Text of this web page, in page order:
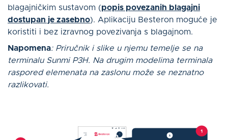
blagajničkim sustavom (popis povezanih blagajni
dostupan je zasebno). Aplikaciju Besteron moguće je
koristiti i bez izravnog povezivanja s blagajnom.
Napomena: Priručnik i slike u njemu temelje se na
terminalu Sunmi P3H. Na drugim modelima terminala
raspored elemenata na zaslonu može se neznatno
razlikovati.